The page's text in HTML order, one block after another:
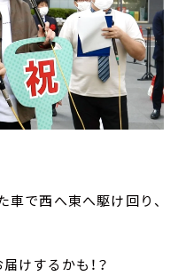
で西へ東へ駆け回り、
けするかも！？